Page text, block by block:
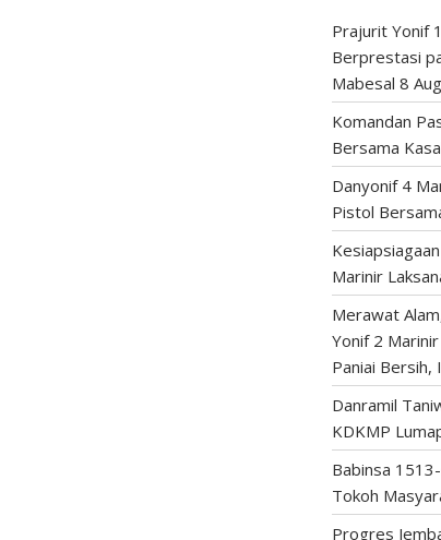
Prajurit Yonif
Berprestasi
Mabesal 8
Komandan
Bersama
Danyonif 4
Pistol
Marinir
Merawat
Yonif 2
Paniai Bersih,
Danramil
KDKMP
Babinsa
Tokoh
Progres